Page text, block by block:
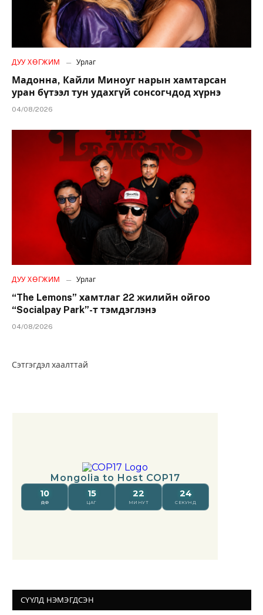
ДУУ ХӨГЖИМ Урлаг
Мадонна, Кайли Миноуг нарын хамтарсан
уран бүтээл тун удахгүй сонсогчдод хүрнэ
04/08/2026
ДУУ ХӨГЖИМ Урлаг
“The Lemons” хамтлаг 22 жилийн ойгоо
“Socialpay Park”-т тэмдэглэнэ
04/08/2026
Сэтгэгдэл хаалттай
СҮҮЛД НЭМЭГДСЭН